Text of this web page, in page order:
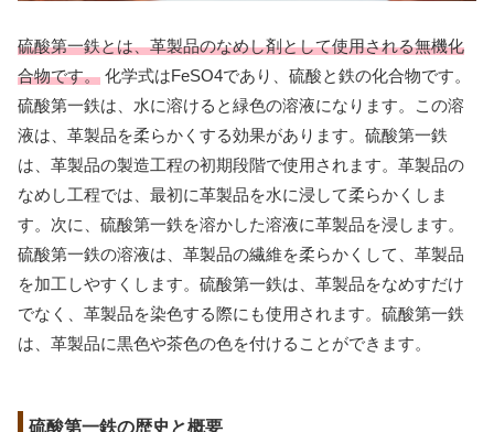
硫酸第一鉄とは、革製品のなめし剤として使用される無機化
合物です。 化学式はFeSO4であり、硫酸と鉄の化合物です。
硫酸第一鉄は、水に溶けると緑色の溶液になります。この溶
液は、革製品を柔らかくする効果があります。硫酸第一鉄
は、革製品の製造工程の初期段階で使用されます。革製品の
なめし工程では、最初に革製品を水に浸して柔らかくしま
す。次に、硫酸第一鉄を溶かした溶液に革製品を浸します。
硫酸第一鉄の溶液は、革製品の繊維を柔らかくして、革製品
を加工しやすくします。硫酸第一鉄は、革製品をなめすだけ
でなく、革製品を染色する際にも使用されます。硫酸第一鉄
は、革製品に黒色や茶色の色を付けることができます。
硫酸第一鉄の歴史と概要